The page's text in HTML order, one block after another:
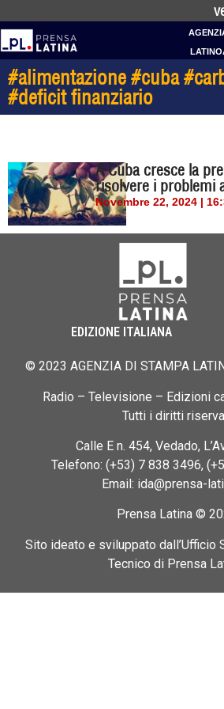
#alimentazione #cuba
#deficit finanziario
A Cuba cresce la
risolvere i problemi
Novembre 22, 2024 |
EDIZIONE ITALIANA
© 2023 AGENZIA DI STAMPA
Radio – Televisione – Edizioni
Tutti i diritti
Calle E n. 454, Vedado,
Telefono: (+53) 7 838 3496,
Email: ida@prensa-
Prensa Latina ©
Sito ideato e sviluppato dall’Ufficio
Tecnico di Prensa